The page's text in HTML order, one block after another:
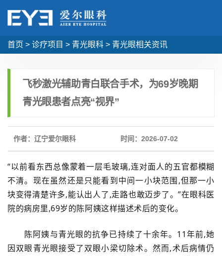
首页 > 诊疗项目 > 青光眼科 > 青光眼相关资讯
飞秒激光辅助青白联合手术，为69岁晚期
青光眼患者点亮“视界”
作者：辽宁爱尔眼科 时间：2026-07-02
“以前看东西总像蒙着一层毛玻璃,连对面人的五官都模糊
不清。现在虽然还是只能看到中间一小块范围,但那一小
块变得清楚许多,能认出人了,走路也敢迈步了。”在眼科医
院的病房里,69岁的陈阿姨这样描述术后的变化。
陈阿姨与青光眼的抗争已持续了十余年。11年前,她
因双眼青光眼接受了双眼小梁切除术。然而,术后病情仍